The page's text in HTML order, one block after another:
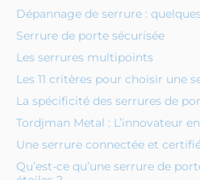
Dépannage de serrure :
Serrure de porte sécurisée
Les serrures multipoints
Les 11 critères pour choisir une
La spécificité des serrures de
Tordjman Metal : L’innovateur
Une serrure connectée et
Qu’est-ce qu’une serrure de